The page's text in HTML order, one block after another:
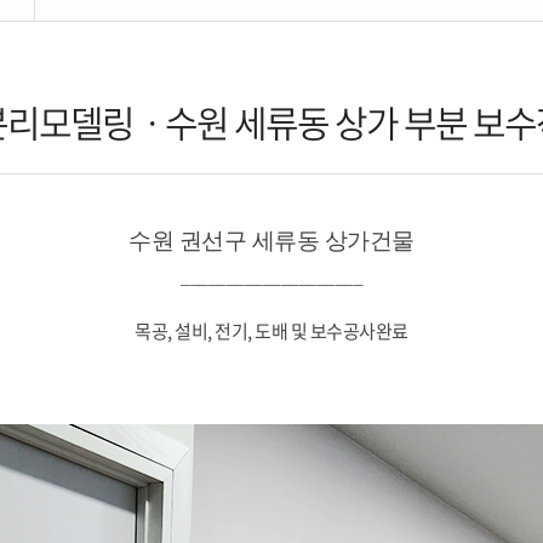
모델링ㆍ수원 세류동 상가 부분 보
수원 권선구 세류동 상가건물
목공, 설비, 전기, 도배 및 보수공사완료